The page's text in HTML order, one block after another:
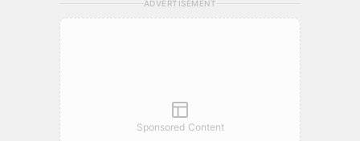
ADVERTISEMENT
Sponsored Content